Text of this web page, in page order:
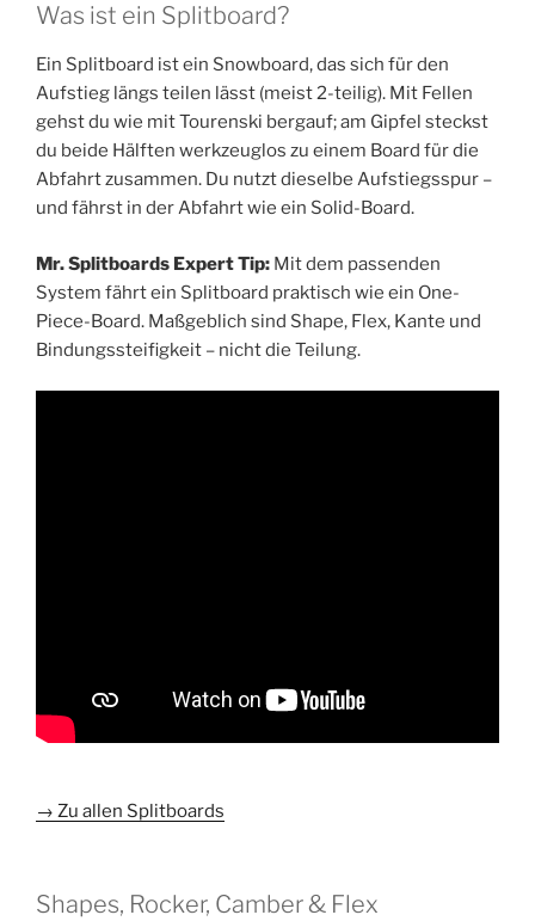
Was ist ein Splitboard?
Ein Splitboard ist ein Snowboard, das sich für den
Aufstieg längs teilen lässt (meist 2-teilig). Mit Fellen
gehst du wie mit Tourenski bergauf; am Gipfel steckst
du beide Hälften werkzeuglos zu einem Board für die
Abfahrt zusammen. Du nutzt dieselbe Aufstiegsspur –
und fährst in der Abfahrt wie ein Solid-Board.
Mr. Splitboards Expert Tip: Mit dem passenden
System fährt ein Splitboard praktisch wie ein One-
Piece-Board. Maßgeblich sind Shape, Flex, Kante und
Bindungssteifigkeit – nicht die Teilung.
→ Zu allen Splitboards
Shapes, Rocker, Camber & Flex